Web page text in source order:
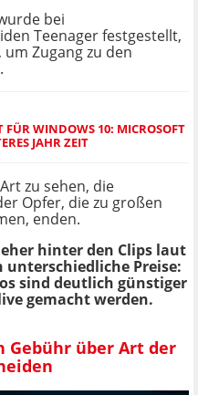
bei
Teenager festgestellt,
Zugang zu den
FÜR WINDOWS 10: MICROSOFT
JAHR ZEIT
zu sehen, die
Opfer, die zu großen
enden.
hinter den Clips laut
Preise:
sind deutlich günstiger
gemacht werden.
Gebühr über Art der